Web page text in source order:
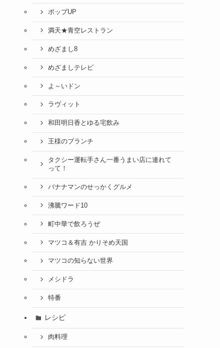
ポップUP
満天★青空レストラン
めざまし8
めざましテレビ
よ～いドン
ラヴィット
和田明日香とゆる宅飲み
王様のブランチ
タクシー運転手さん一番うまい店に連れて
って！
バナナマンのせっかくグルメ
沸騰ワード10
町中華で飲ろうぜ
マツコ＆有吉 かりそめ天国
マツコの知らない世界
メシドラ
特番
レシピ
肉料理